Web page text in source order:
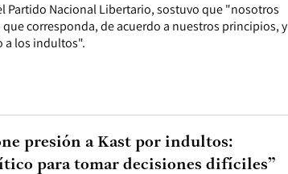
Partido Nacional Libertario, sostuvo que "nosotros
corresponda, de acuerdo a nuestros principios, y
a los indultos".
presión a Kast por indultos:
para tomar decisiones difíciles”